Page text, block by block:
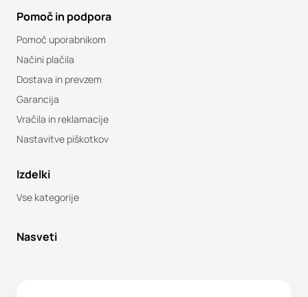
Pomoč in podpora
Pomoč uporabnikom
Načini plačila
Dostava in prevzem
Garancija
Vračila in reklamacije
Nastavitve piškotkov
Izdelki
Vse kategorije
Nasveti